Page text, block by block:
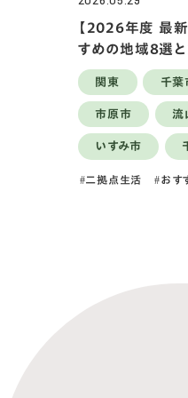
【2026年度 最
すめの地域8選
関東 千葉
市原市 流
いすみ市
二拠点生活 おす